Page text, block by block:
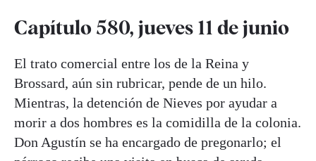
Capítulo 580, jueves 11 de junio
El trato comercial entre los de la Reina y
Brossard, aún sin rubricar, pende de un hilo.
Mientras, la detención de Nieves por ayudar a
morir a dos hombres es la comidilla de la colonia.
Don Agustín se ha encargado de pregonarlo; el